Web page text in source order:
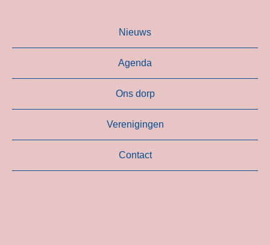
Nieuws
Agenda
Ons dorp
Verenigingen
Contact